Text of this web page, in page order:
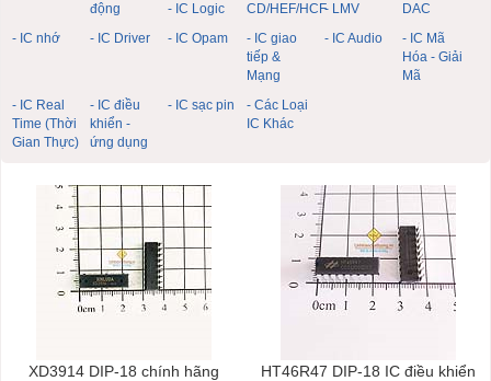
động
- IC Logic
CD/HEF/HCF- LMV
DAC
- IC nhớ
- IC Driver - IC Opam
- IC giao
tiếp &
Mạng
- IC Audio
- IC Mã
Hóa - Giải
Mã
- IC Real
Time (Thời
Gian Thực)
- IC điều
khiển -
ứng dụng
- IC sạc pin
- Các Loại
IC Khác
XD3914 DIP-18 chính hãng
HT46R47 DIP-18 IC điều khiển